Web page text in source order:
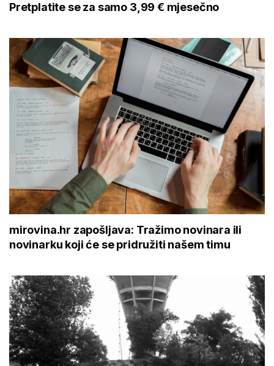
Pretplatite se za samo 3,99 € mjesečno
mirovina.hr zapošljava: Tražimo novinara ili
novinarku koji će se pridružiti našem timu